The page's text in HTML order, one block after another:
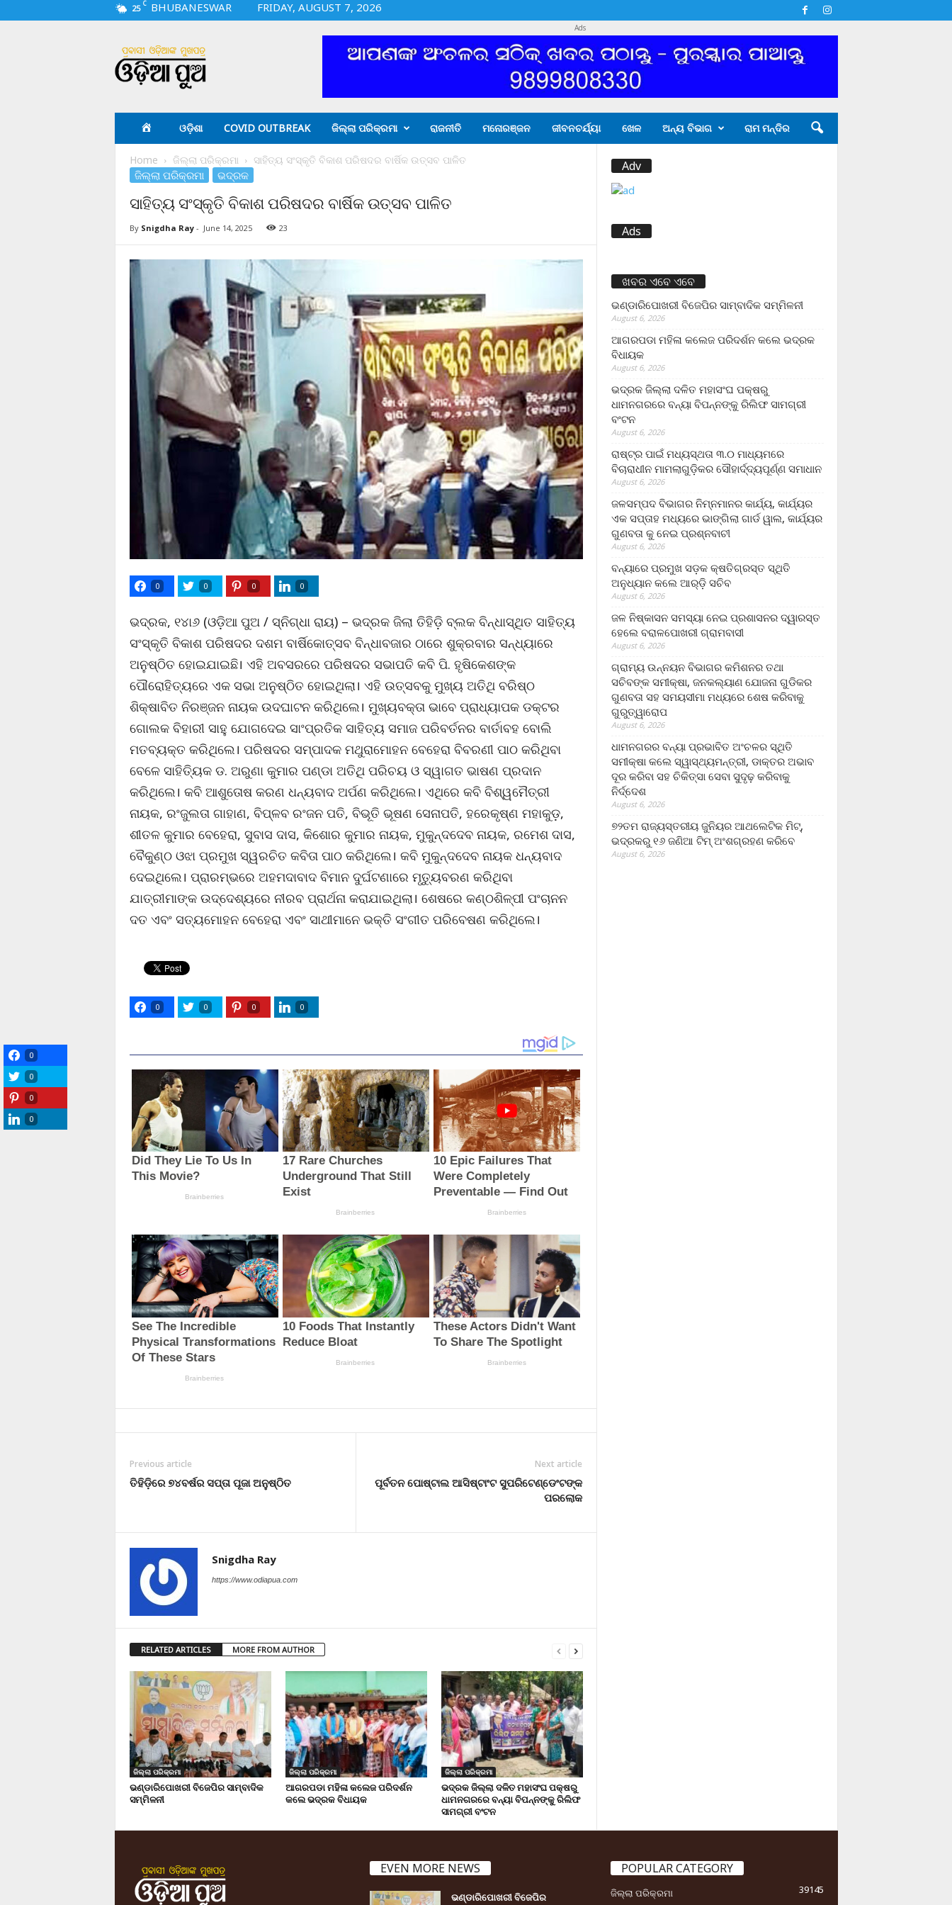
25 C BHUBANESWAR
FRIDAY, AUGUST 7, 2026
i
a
Ads
ଓଡ଼ିଶା COVID OUTBREAK ଜିଲ୍ଲା ପରିକ୍ରମା ରାଜନୀତି ମନୋରଞ୍ଜନ ଜୀବନଚର୍ଯ୍ୟା ଖେଳ ଅନ୍ୟ ବିଭାଗ ରାମ ମନ୍ଦିର
Home ଜିଲ୍ଲା ପରିକ୍ରମା ସାହିତ୍ୟ ସଂସ୍କୃତି ବିକାଶ ପରିଷଦର ବାର୍ଷିକ ଉତ୍ସବ ପାଳିତ
ଜିଲ୍ଲା ପରିକ୍ରମା ଭଦ୍ରକ
ସାହିତ୍ୟ ସଂସ୍କୃତି ବିକାଶ ପରିଷଦର ବାର୍ଷିକ ଉତ୍ସବ ପାଳିତ
By Snigdha Ray- June 14, 2025 23
0 0 0 0
ଭଦ୍ରକ, ୧୪ା୬ (ଓଡ଼ିଆ ପୁଅ / ସ୍ନିଗ୍ଧା ରାୟ) – ଭଦ୍ରକ ଜିଲା ତିହିଡ଼ି ବ୍ଲକ ବିନ୍ଧାସ୍ଥିତ ସାହିତ୍ୟ
ସଂସ୍କୃତି ବିକାଶ ପରିଷଦର ଦଶମ ବାର୍ଷିକୋତ୍ସବ ବିନ୍ଧାବଜାର ଠାରେ ଶୁକ୍ରବାର ସନ୍ଧ୍ୟାରେ
ଅନୁଷ୍ଠିତ ହୋଇଯାଇଛି। ଏହି ଅବସରରେ ପରିଷଦର ସଭାପତି କବି ପି. ହୃଷିକେଶଙ୍କ
ପୌରୋହିତ୍ୟରେ ଏକ ସଭା ଅନୁଷ୍ଠିତ ହୋଇଥିଲା। ଏହି ଉତ୍ସବକୁ ମୁଖ୍ୟ ଅତିଥି ବରିଷ୍ଠ
ଶିକ୍ଷାବିତ ନିରଞ୍ଜନ ନାୟକ ଉଦଘାଟନ କରିଥିଲେ। ମୁଖ୍ୟବକ୍ତା ଭାବେ ପ୍ରାଧ୍ୟାପକ ଡକ୍ଟର
ଗୋଲକ ବିହାରୀ ସାହୁ ଯୋଗଦେଇ ସାଂପ୍ରତିକ ସାହିତ୍ୟ ସମାଜ ପରିବର୍ତନର ବାର୍ତାବହ ବୋଲି
ମତବ୍ୟକ୍ତ କରିଥିଲେ। ପରିଷଦର ସମ୍ପାଦକ ମଥୁରାମୋହନ ବେହେରା ବିବରଣୀ ପାଠ କରିଥିବା
ବେଳେ ସାହିତ୍ୟିକ ଡ. ଅରୁଣା କୁମାର ପଣ୍ଡା ଅତିଥି ପରିଚୟ ଓ ସ୍ୱାଗତ ଭାଷଣ ପ୍ରଦାନ
କରିଥିଲେ। କବି ଆଶୁତୋଷ କରଣ ଧନ୍ୟବାଦ ଅର୍ପଣ କରିଥିଲେ। ଏଥିରେ କବି ବିଶ୍ୱମୈତ୍ରୀ
ନାୟକ, ରଂଜୁଲତା ଗାହାଣ, ବିପ୍ଳବ ରଂଜନ ପତି, ବିଭୂତି ଭୂଷଣ ସେନାପତି, ହରେକୃଷ୍ଣ ମହାକୁଡ଼,
ଶୀତଳ କୁମାର ବେହେରା, ସୁବାସ ଦାସ, କିଶୋର କୁମାର ନାୟକ, ମୁକୁନ୍ଦଦେବ ନାୟକ, ରମେଶ ଦାସ,
ବୈକୁଣ୍ଠ ଓଝା ପ୍ରମୁଖ ସ୍ୱରଚିତ କବିତା ପାଠ କରିଥିଲେ। କବି ମୁକୁନ୍ଦଦେବ ନାୟକ ଧନ୍ୟବାଦ
ଦେଇଥିଲେ। ପ୍ରାରମ୍ଭରେ ଅହମଦାବାଦ ବିମାନ ଦୁର୍ଘଟଣାରେ ମୃତ୍ୟୁବରଣ କରିଥିବା
ଯାତ୍ରୀମାଙ୍କ ଉଦ୍ଦେଶ୍ୟରେ ନୀରବ ପ୍ରାର୍ଥନା କରାଯାଇଥିଲା। ଶେଷରେ କଣ୍ଠଶିଳ୍ପୀ ପଂଚାନନ
ଦତ ଏବଂ ସତ୍ୟମୋହନ ବେହେରା ଏବଂ ସାଥୀମାନେ ଭକ୍ତି ସଂଗୀତ ପରିବେଷଣ କରିଥିଲେ।
0 0 0 0
Previous article
ତିହିଡ଼ିରେ ୭୪ବର୍ଷର ସପ୍ତା ପୂଜା ଅନୁଷ୍ଠିତ
Next article
ପୂର୍ବତନ ପୋଷ୍ଟାଲ ଆସିଷ୍ଟାଂଟ ସୁପରିଟେଣ୍ଡେଂଟଙ୍କ
ପରଲୋକ
Snigdha Ray
https://www.odiapua.com
RELATED ARTICLES MORE FROM AUTHOR
ଜିଲ୍ଲା ପରିକ୍ରମା
ଭଣ୍ଡାରିପୋଖରୀ ବିଜେପିର ସାମ୍ବାଦିକ
ସମ୍ମିଳନୀ
ଜିଲ୍ଲା ପରିକ୍ରମା
ଆଗରପଡା ମହିଳା କଲେଜ ପରିଦର୍ଶନ
କଲେ ଭଦ୍ରକ ବିଧାୟକ
ଜିଲ୍ଲା ପରିକ୍ରମା
ଭଦ୍ରକ ଜିଲ୍ଲା ଦଳିତ ମହାସଂଘ ପକ୍ଷରୁ
ଧାମନଗରରେ ବନ୍ୟା ବିପନ୍ନଙ୍କୁ ରିଲିଫ
ସାମଗ୍ରୀ ବଂଟନ
Adv
Ads
ଖବର ଏବେ ଏବେ
ଭଣ୍ଡାରିପୋଖରୀ ବିଜେପିର ସାମ୍ବାଦିକ ସମ୍ମିଳନୀ
August 6, 2026
ଆଗରପଡା ମହିଳା କଲେଜ ପରିଦର୍ଶନ କଲେ ଭଦ୍ରକ
ବିଧାୟକ
August 6, 2026
ଭଦ୍ରକ ଜିଲ୍ଲା ଦଳିତ ମହାସଂଘ ପକ୍ଷରୁ
ଧାମନଗରରେ ବନ୍ୟା ବିପନ୍ନଙ୍କୁ ରିଲିଫ ସାମଗ୍ରୀ
ବଂଟନ
August 6, 2026
ରାଷ୍ଟ୍ର ପାଇଁ ମଧ୍ୟସ୍ଥତା ୩.୦ ମାଧ୍ୟମରେ
ବିଚାରାଧୀନ ମାମଲାଗୁଡ଼ିକର ସୌହାର୍ଦ୍ଦ୍ୟପୂର୍ଣ୍ଣ ସମାଧାନ
August 6, 2026
ଜଳସମ୍ପଦ ବିଭାଗର ନିମ୍ନମାନର କାର୍ଯ୍ୟ, କାର୍ଯ୍ୟର
ଏକ ସପ୍ତାହ ମଧ୍ୟରେ ଭାଙ୍ଗିଲା ଗାର୍ଡ ୱାଲ, କାର୍ଯ୍ୟର
ଗୁଣବତା କୁ ନେଇ ପ୍ରଶ୍ନବାଚୀ
August 6, 2026
ବନ୍ୟାରେ ପ୍ରମୁଖ ସଡ଼କ କ୍ଷତିଗ୍ରସ୍ତ ସ୍ଥିତି
ଅନୁଧ୍ୟାନ କଲେ ଆର୍‌ଡ଼ି ସଚିବ
August 6, 2026
ଜଳ ନିଷ୍କାସନ ସମସ୍ୟା ନେଇ ପ୍ରଶାସନର ଦ୍ୱାରସ୍ତ
ହେଲେ ବରାଳପୋଖରୀ ଗ୍ରାମବାସୀ
August 6, 2026
ଗ୍ରାମ୍ୟ ଉନ୍ନୟନ ବିଭାଗର କମିଶନର ତଥା
ସଚିବଙ୍କ ସମୀକ୍ଷା, ଜନକଲ୍ୟାଣ ଯୋଜନା ଗୁଡିକର
ଗୁଣବତା ସହ ସମୟସୀମା ମଧ୍ୟରେ ଶେଷ କରିବାକୁ
ଗୁରୁତ୍ୱାରୋପ
August 6, 2026
ଧାମନଗରର ବନ୍ୟା ପ୍ରଭାବିତ ଅଂଚଳର ସ୍ଥିତି
ସମୀକ୍ଷା କଲେ ସ୍ୱାସ୍ଥ୍ୟମନ୍ତ୍ରୀ, ଡାକ୍ତର ଅଭାବ
ଦୂର କରିବା ସହ ଚିକିତ୍ସା ସେବା ସୁଦୃଢ଼ କରିବାକୁ
ନିର୍ଦ୍ଦେଶ
August 6, 2026
୭୨ତମ ରାଜ୍ୟସ୍ତରୀୟ ଜୁନିୟର ଆଥଲେଟିକ ମିଟ୍‌,
ଭଦ୍ରକରୁ ୧୬ ଜଣିଆ ଟିମ୍ ଅଂଶଗ୍ରହଣ କରିବେ
August 6, 2026
EVEN MORE NEWS
ଭଣ୍ଡାରିପୋଖରୀ ବିଜେପିର
POPULAR CATEGORY
ଜିଲ୍ଲା ପରିକ୍ରମା
39145
0
0
0
0